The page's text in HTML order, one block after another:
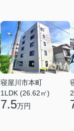
寝屋川市本町
1LDK (26.62㎡)
7.5万円